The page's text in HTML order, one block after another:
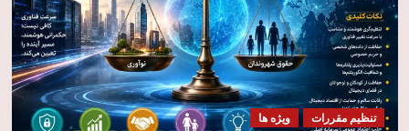
تنظیم مقررات ویژه ها